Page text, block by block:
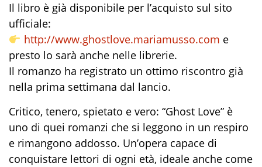
Il libro è già disponibile per l’acquisto sul sito
ufficiale:
http://www.ghostlove.mariamusso.com e
presto lo sarà anche nelle librerie.
Il romanzo ha registrato un ottimo riscontro già
nella prima settimana dal lancio.
Critico, tenero, spietato e vero: “Ghost Love” è
uno di quei romanzi che si leggono in un respiro
e rimangono addosso. Un’opera capace di
conquistare lettori di ogni età, ideale anche come